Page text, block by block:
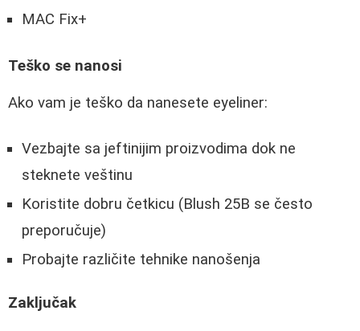
MAC Fix+
Teško se nanosi
Ako vam je teško da nanesete eyeliner:
Vezbajte sa jeftinijim proizvodima dok ne
steknete veštinu
Koristite dobru četkicu (Blush 25B se često
preporučuje)
Probajte različite tehnike nanošenja
Zaključak